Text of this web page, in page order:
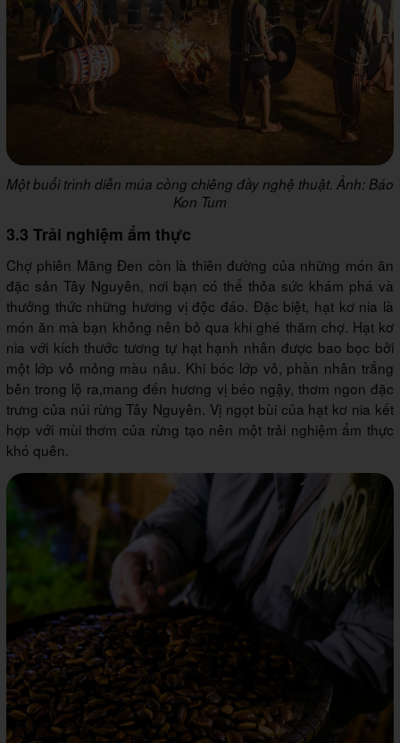
Một buổi trình diễn múa cồng chiêng đầy nghệ thuật. Ảnh: Báo
Kon Tum
3.3 Trải nghiệm ẩm thực
Chợ phiên Măng Đen còn là thiên đường của những món ăn
đặc sản Tây Nguyên, nơi bạn có thể thỏa sức khám phá và
thưởng thức những hương vị độc đáo. Đặc biệt, hạt kơ nia là
món ăn mà bạn không nên bỏ qua khi ghé thăm chợ. Hạt kơ
nia với kích thước tương tự hạt hạnh nhân được bao bọc bởi
một lớp vỏ mỏng màu nâu. Khi bóc lớp vỏ, phần nhân trắng
bên trong lộ ra,mang đến hương vị béo ngậy, thơm ngon đặc
trưng của núi rừng Tây Nguyên. Vị ngọt bùi của hạt kơ nia kết
hợp với mùi thơm của rừng tạo nên một trải nghiệm ẩm thực
khó quên.